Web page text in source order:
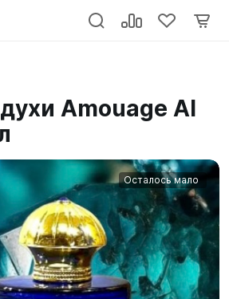
Amouage Al
Осталось мало